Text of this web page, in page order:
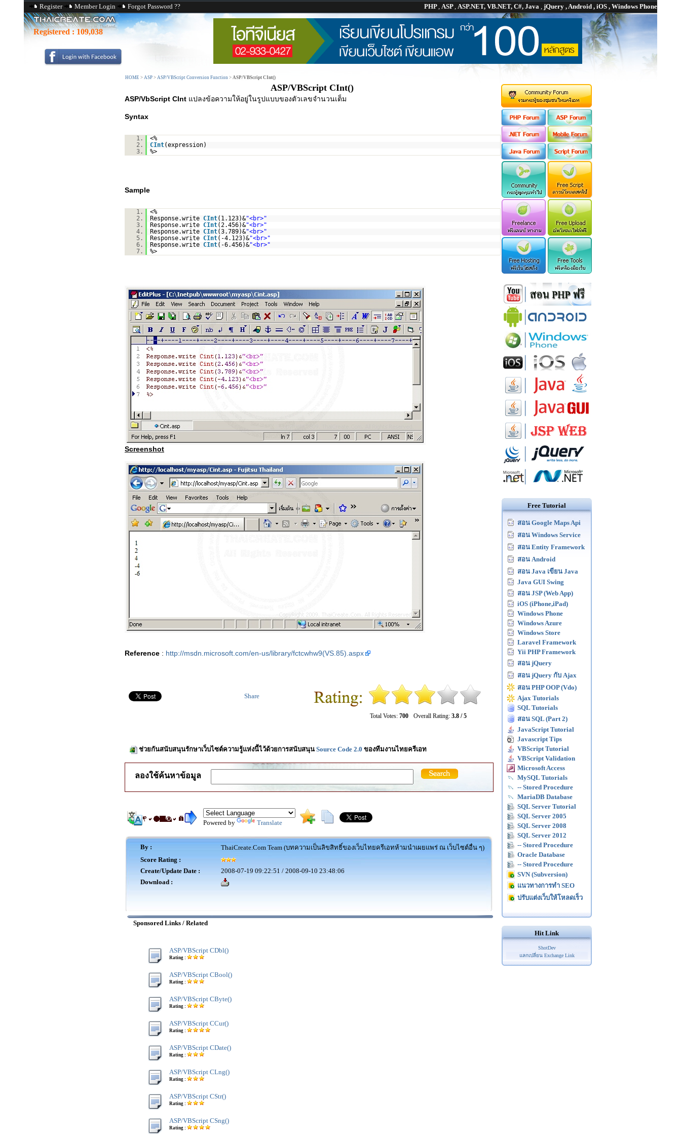
Register Member Login Forgot Password ?? PHP, ASP, ASP.NET, VB.NET, C#, Java , jQuery , Android , iOS , Windows Phone
Registered : 109,038
HOME > ASP > ASP/VBScript Conversion Function > ASP/VBScript CInt()
ASP/VBScript CInt()
ASP/VbScript CInt แปลงข้อความให้อยู่ในรูปแบบของตัวเลขจำนวนเต็ม
Syntax
1.
<%
2.
CInt(expression)
3.
%>
Sample
1.
<%
2.
Response.write CInt(1.123)&"<br>"
3.
Response.write CInt(2.456)&"<br>"
4.
Response.write CInt(3.789)&"<br>"
5.
Response.write CInt(-4.123)&"<br>"
6.
Response.write CInt(-6.456)&"<br>"
7.
%>
Screenshot
Reference : http://msdn.microsoft.com/en-us/library/fctcwhw9(VS.85).aspx
Total Votes: 700 Overall Rating: 3.8 / 5
Share
ช่วยกันสนับสนุนรักษาเว็บไซต์ความรู้แห่งนี้ไว้ด้วยการสนับสนุน Source Code 2.0 ของทีมงานไทยครีเอท
ลองใช้ค้นหาข้อมูล
Powered by Translate
By :
ThaiCreate.Com Team (บทความเป็นลิขสิทธิ์ของเว็บไทยครีเอทห้ามนำเผยแพร่ ณ เว็บไซต์อื่น ๆ)
Score Rating :
Create/Update Date :
2008-07-19 09:22:51 / 2008-09-10 23:48:06
Download :
Sponsored Links / Related
ASP/VBScript CDbl()
Rating :
ASP/VBScript CBool()
Rating :
ASP/VBScript CByte()
Rating :
ASP/VBScript CCur()
Rating :
ASP/VBScript CDate()
Rating :
ASP/VBScript CLng()
Rating :
ASP/VBScript CStr()
Rating :
ASP/VBScript CSng()
Rating :
Free Tutorial
สอน Google Maps Api
สอน Windows Service
สอน Entity Framework
สอน Android
สอน Java เขียน Java
Java GUI Swing
สอน JSP (Web App)
iOS (iPhone,iPad)
Windows Phone
Windows Azure
Windows Store
Laravel Framework
Yii PHP Framework
สอน jQuery
สอน jQuery กับ Ajax
สอน PHP OOP (Vdo)
Ajax Tutorials
SQL Tutorials
สอน SQL (Part 2)
JavaScript Tutorial
Javascript Tips
VBScript Tutorial
VBScript Validation
Microsoft Access
MySQL Tutorials
-- Stored Procedure
MariaDB Database
SQL Server Tutorial
SQL Server 2005
SQL Server 2008
SQL Server 2012
-- Stored Procedure
Oracle Database
-- Stored Procedure
SVN (Subversion)
แนวทางการทำ SEO
ปรับแต่งเว็บให้โหลดเร็ว
Hit Link
ShotDev
แลกเปลี่ยน Exchange Link